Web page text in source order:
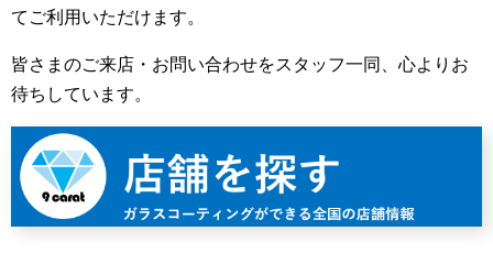
てご利用いただけます。
皆さまのご来店・お問い合わせをスタッフ一同、心よりお
待ちしています。